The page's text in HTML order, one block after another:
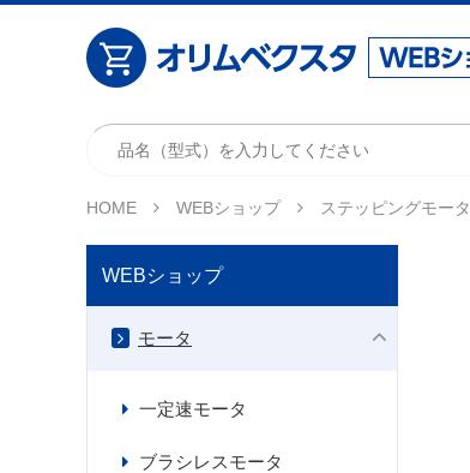
HOME WEBショップ ステッピングモータ
WEBショップ
モータ
一定速モータ
ブラシレスモータ